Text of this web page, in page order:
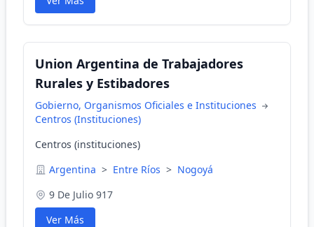
Union Argentina de Trabajadores
Rurales y Estibadores
Gobierno, Organismos Oficiales e Instituciones
Centros (Instituciones)
Centros (instituciones)
Argentina > Entre Ríos > Nogoyá
9 De Julio 917
Ver Más